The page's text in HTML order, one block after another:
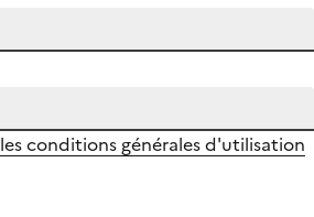
les conditions générales d'utilisation